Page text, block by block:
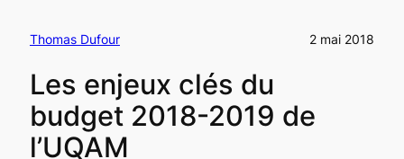
Thomas Dufour 2 mai 2018
Les enjeux clés du
budget 2018-2019 de
l’UQAM